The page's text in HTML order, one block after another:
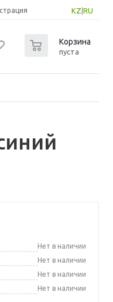
KZ RU
Корзина
пуста
Нет в наличии
Нет в наличии
Нет в наличии
Нет в наличии